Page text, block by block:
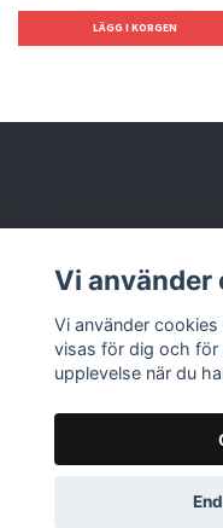
Läs mer
Vi använder
Vi använder
visas för dig och för
upplevelse när du